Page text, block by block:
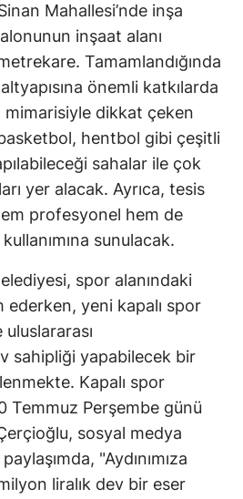
Mahallesi’nde inşa
inşaat alanı
Tamamlandığında
önemli katkılarda
dikkat çeken
hentbol gibi çeşitli
sahalar ile çok
yer alacak. Ayrıca, tesis
profesyonel hem de
sunulacak.
spor alanındaki
ederken, yeni kapalı spor
sahipliği yapabilecek bir
Kapalı spor
Temmuz Perşembe günü
sosyal medya
"Aydınımıza
liralık dev bir eser